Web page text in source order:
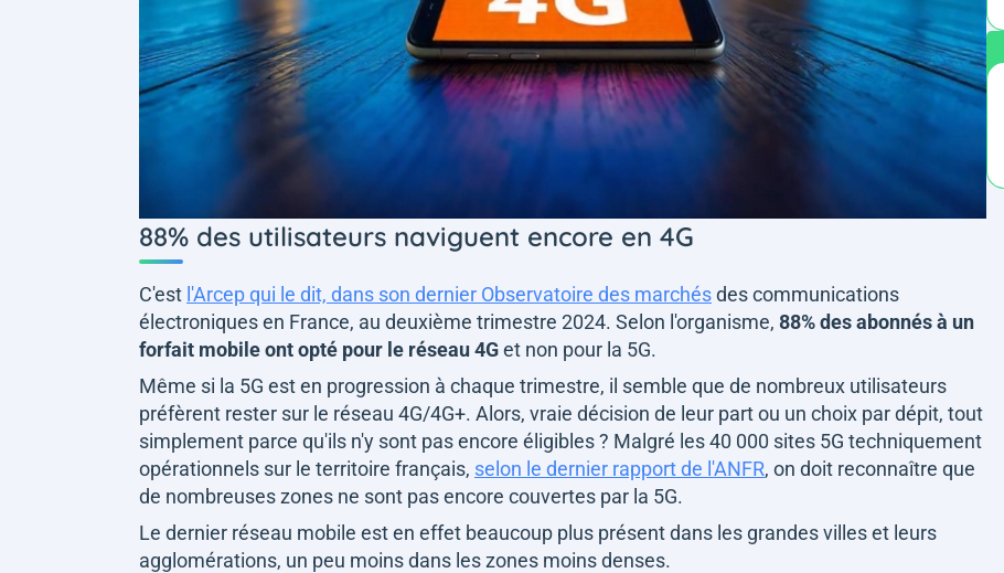
88% des utilisateurs naviguent encore en 4G
C'est l'Arcep qui le dit, dans son dernier Observatoire des marchésdes communications
électroniques en France, au deuxième trimestre 2024. Selon l'organisme, 88% des abonnés à un
forfait mobile ont opté pour le réseau 4Get non pour la 5G.
Même si la 5G est en progression à chaque trimestre, il semble que de nombreux utilisateurs
préfèrent rester sur le réseau 4G/4G+. Alors, vraie décision de leur part ou un choix par dépit, tout
simplement parce qu'ils n'y sont pas encore éligibles ? Malgré les 40 000 sites 5G techniquement
opérationnels sur le territoire français, selon le dernier rapport de l'ANFR, on doit reconnaître que
de nombreuses zones ne sont pas encore couvertes par la 5G.
Le dernier réseau mobile est en effet beaucoup plus présent dans les grandes villes et leurs
agglomérations, un peu moins dans les zones moins denses.